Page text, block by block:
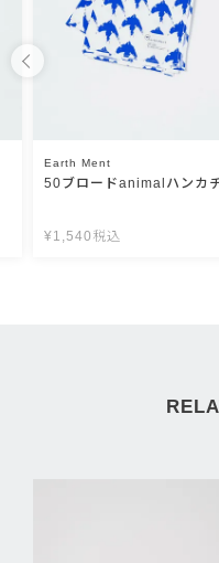
Earth Ment
50ブロードanimalハンカ
¥1,540 税込